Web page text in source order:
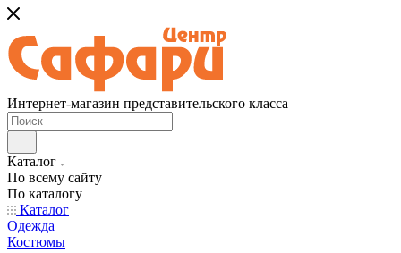
Интернет-магазин представительского класса
Каталог
По всему сайту
По каталогу
Каталог
Одежда
Костюмы